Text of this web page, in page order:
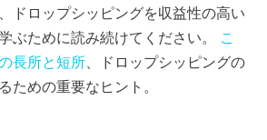
ドロップシッピングを収益性の高い
ぶために読み続けてください。
こ
長所と短所、ドロップシッピングの
ための重要なヒント。